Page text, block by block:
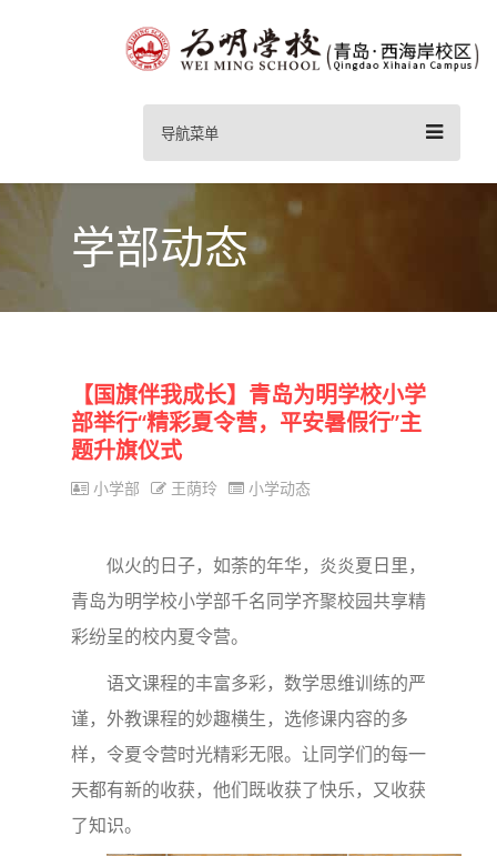
导航菜单
学部动态
【国旗伴我成长】青岛为明学校小学
部举行“精彩夏令营，平安暑假行”主
题升旗仪式
小学部 王荫玲 小学动态
似火的日子，如荼的年华，炎炎夏日里，
青岛为明学校小学部千名同学齐聚校园共享精
彩纷呈的校内夏令营。
语文课程的丰富多彩，数学思维训练的严
谨，外教课程的妙趣横生，选修课内容的多
样，令夏令营时光精彩无限。让同学们的每一
天都有新的收获，他们既收获了快乐，又收获
了知识。